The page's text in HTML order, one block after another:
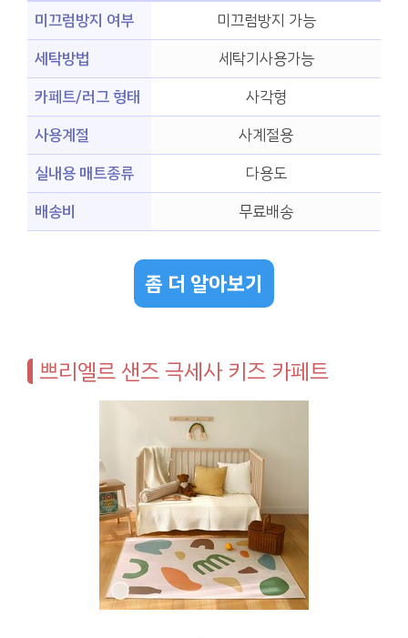
미끄럼방지 여부
미끄럼방지 가능
세탁방법
세탁기사용가능
카페트/러그 형태
사각형
사용계절
사계절용
실내용 매트종류
다용도
배송비
무료배송
좀 더 알아보기
쁘리엘르 샌즈 극세사 키즈 카페트